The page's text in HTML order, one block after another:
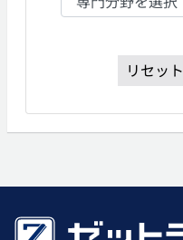
リセット